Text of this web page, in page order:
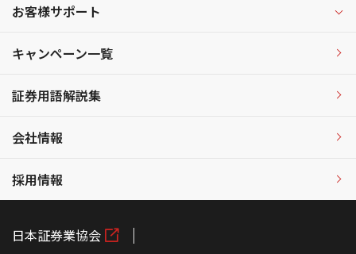
お客様サポート
キャンペーン一覧
証券用語解説集
会社情報
採用情報
日本証券業協会